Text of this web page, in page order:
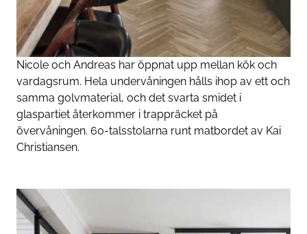
Nicole och Andreas har öppnat upp mellan kök och
vardagsrum. Hela undervåningen hålls ihop av ett och
samma golvmaterial, och det svarta smidet i
glaspartiet återkommer i trappräcket på
övervåningen. 60-talsstolarna runt matbordet av Kai
Christiansen.